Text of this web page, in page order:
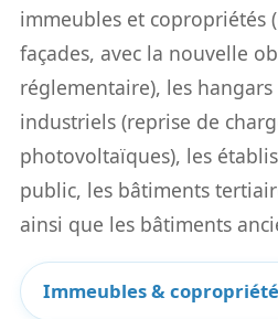
immeubles et copropriétés
façades, avec la nouvelle
réglementaire), les
industriels (reprise de
photovoltaïques), les
public, les bâtiments
ainsi que les bâtiments
Immeubles &